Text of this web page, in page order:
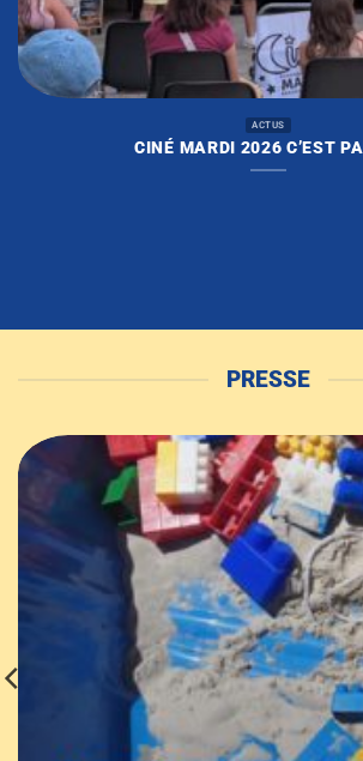
ACTUS
CINÉ MARDI 2026 C’EST
PRESSE